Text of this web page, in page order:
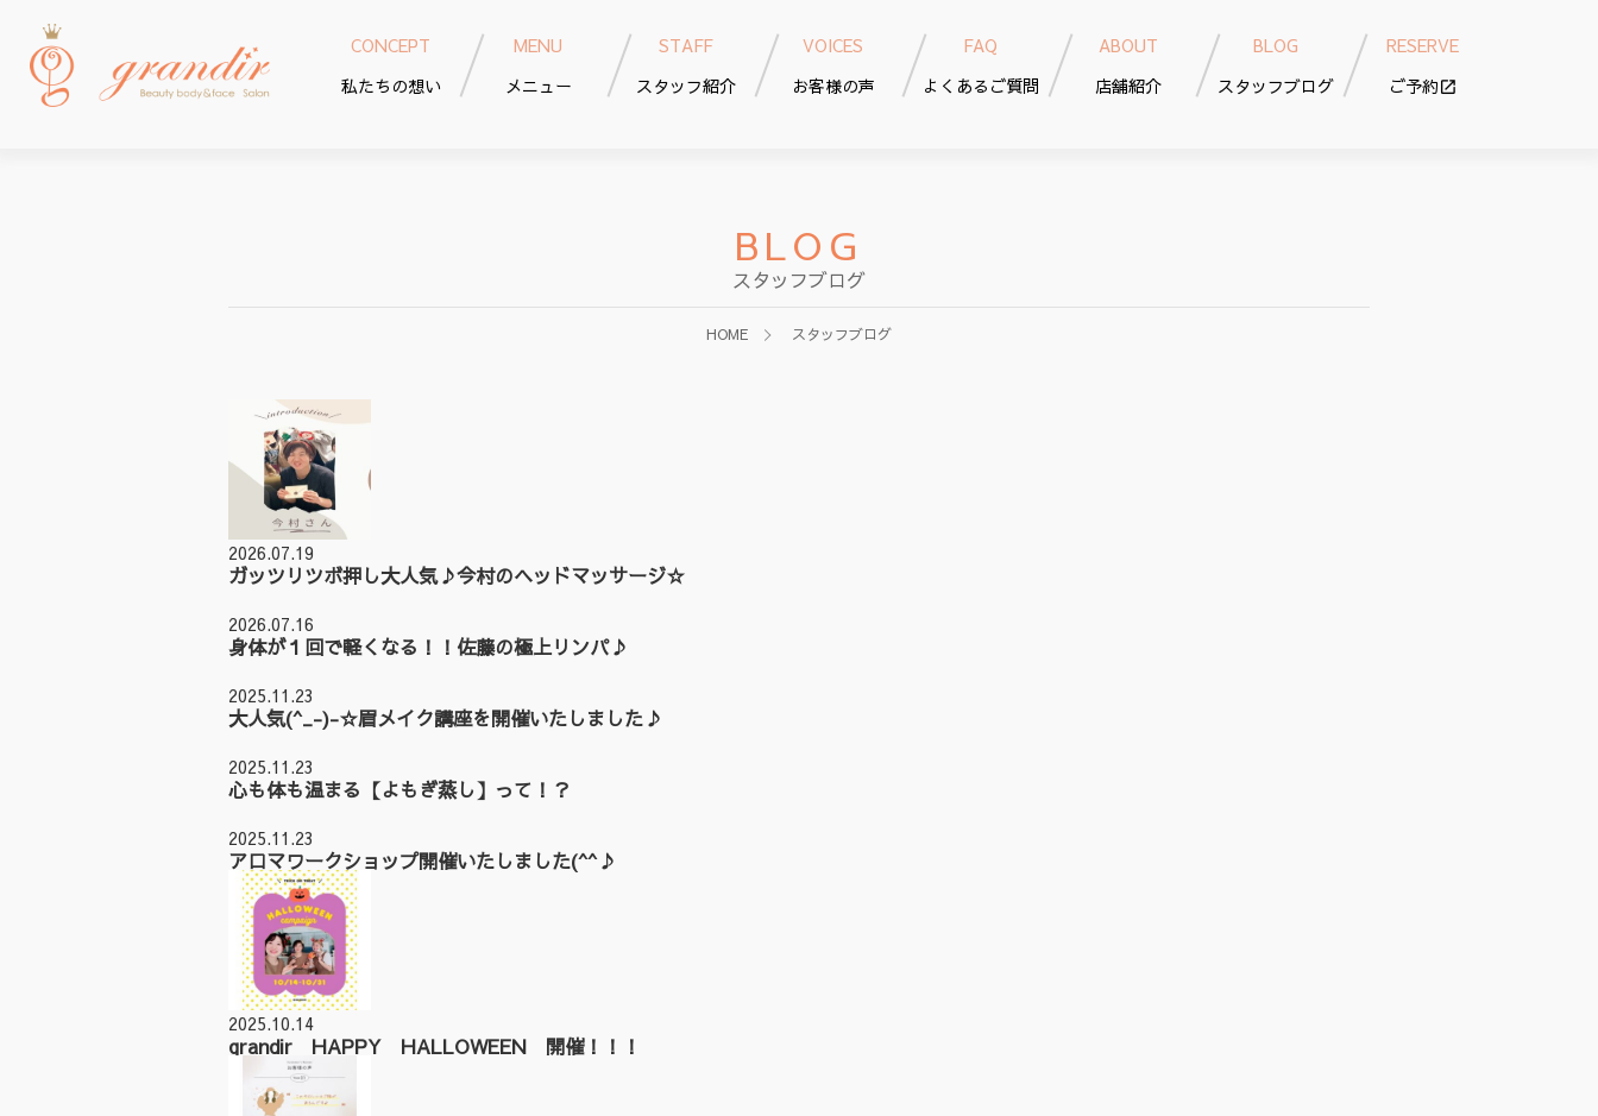
CONCEPT
私たちの想い
MENU
メニュー
STAFF
スタッフ紹介
VOICES
お客様の声
FAQ
よくあるご質問
ABOUT
店舗紹介
BLOG
スタッフブログ
RESERVE
ご予約
BLOG
スタッフブログ
HOME スタッフブログ
2026.07.19
ガッツリツボ押し大人気♪今村のヘッドマッサージ☆
2026.07.16
身体が１回で軽くなる！！佐藤の極上リンパ♪
2025.11.23
大人気(^_-)-☆眉メイク講座を開催いたしました♪
2025.11.23
心も体も温まる【よもぎ蒸し】って！？
2025.11.23
アロマワークショップ開催いたしました(^^♪
2025.10.14
grandir HAPPY HALLOWEEN 開催！！！